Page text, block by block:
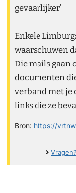
gevaarlijker’
Enkele
waarschuwen
Die mails gaan
documenten
verband met je
links die ze
Bron: https://